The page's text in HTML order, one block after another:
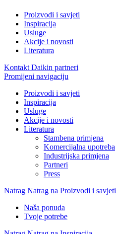
Proizvodi i savjeti
Inspiracija
Usluge
Akcije i novosti
Literatura
Kontakt Daikin partneri
Promijeni navigaciju
Proizvodi i savjeti
Inspiracija
Usluge
Akcije i novosti
Literatura
Stambena primjena
Komercijalna upotreba
Industrijska primjena
Partneri
Press
Natrag Natrag na Proizvodi i savjeti
Naša ponuda
Tvoje potrebe